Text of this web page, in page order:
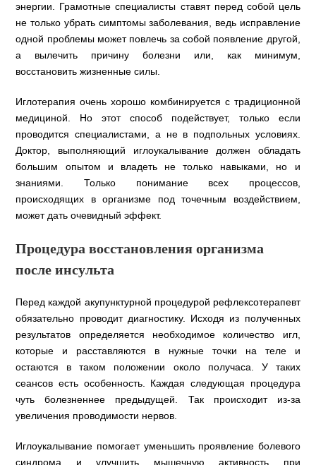
энергии. Грамотные специалисты ставят перед собой цель
не только убрать симптомы заболевания, ведь исправление
одной проблемы может повлечь за собой появление другой,
а вылечить причину болезни или, как минимум,
восстановить жизненные силы.
Иглотерапия очень хорошо комбинируется с традиционной
медициной. Но этот способ подействует, только если
проводится специалистами, а не в подпольных условиях.
Доктор, выполняющий иглоукалывание должен обладать
большим опытом и владеть не только навыками, но и
знаниями. Только понимание всех процессов,
происходящих в организме под точечным воздействием,
может дать очевидный эффект.
Процедура восстановления организма
после инсульта
Перед каждой акупунктурной процедурой рефлексотерапевт
обязательно проводит диагностику. Исходя из полученных
результатов определяется необходимое количество игл,
которые и расставляются в нужные точки на теле и
остаются в таком положении около получаса. У таких
сеансов есть особенность. Каждая следующая процедура
чуть болезненнее предыдущей. Так происходит из-за
увеличения проводимости нервов.
Иглоукалывание помогает уменьшить проявление болевого
синдрома и улучшить мышечную активность при